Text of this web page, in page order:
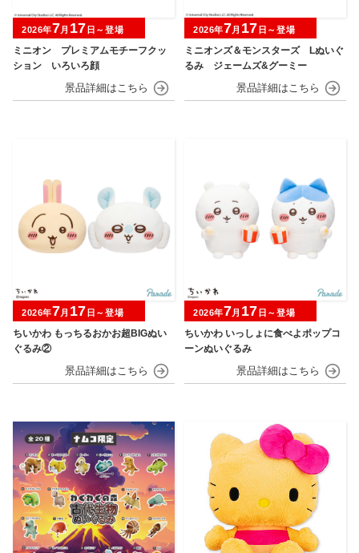
ミニオン プレミアムモチーフクッ
ション いろいろ顔
2026年7月 17 日～登場
ミニオンズ＆モンスターズ Lぬいぐ
るみ ジェームズ&グーミー
2026年7月 17 日～登場
ちいかわ もっちるおかお超BIGぬい
ぐるみ②
2026年7月 17 日～登場
ちいかわ いっしょに食べよポップコ
ーンぬいぐるみ
2026年7月 17 日～登場